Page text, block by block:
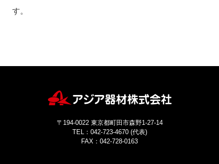
す。
〒194-0022 東京都町田市森野1-27-14
TEL：042-723-4670 (代表)
FAX：042-728-0163